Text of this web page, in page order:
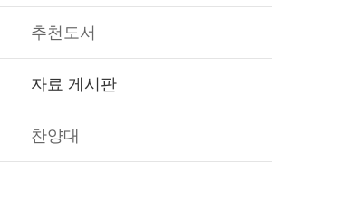
추천도서
자료 게시판
찬양대